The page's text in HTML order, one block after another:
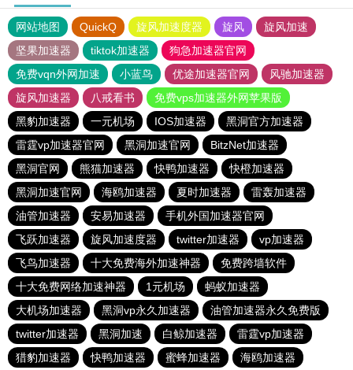
网站地图 QuickQ 旋风加速度器 旋风
旋风加速
坚果加速器
tiktok加速器
狗急加速器官网
免费vqn外网加速
小蓝鸟 优途加速器官网
风驰加速器
旋风加速器
八戒看书
免费vps加速器外网苹果版
黑豹加速器
一元机场 IOS加速器
黑洞官方加速器
雷霆vp加速器官网
黑洞加速官网
BitzNet加速器
黑洞官网
熊猫加速器 快鸭加速器
快橙加速器
黑洞加速官网
海鸥加速器 夏时加速器
雷轰加速器
油管加速器
安易加速器
手机外国加速器官网
飞跃加速器
旋风加速度器 twitter加速器
vp加速器
飞鸟加速器
十大免费海外加速神器
免费跨墙软件
十大免费网络加速神器
1元机场
蚂蚁加速器
大机场加速器
黑洞vp永久加速器
油管加速器永久免费版
twitter加速器
黑洞加速 白鲸加速器
雷霆vp加速器
猎豹加速器
快鸭加速器 蜜蜂加速器 海鸥加速器